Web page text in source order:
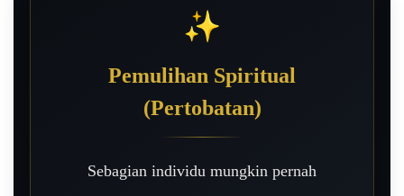
✨
Pemulihan Spiritual
(Pertobatan)
Sebagian individu mungkin pernah